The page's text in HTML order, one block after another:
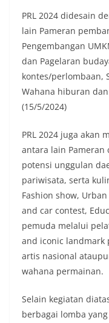
PRL 2024 didesain
lain Pameran
Pengembangan
dan Pagelaran
kontes/perlombaan,
Wahana hiburan
(15/5/2024)
PRL 2024 juga akan
antara lain Pameran
potensi unggulan
pariwisata, serta
Fashion show,
and car contest,
pemuda melalui
and iconic landmark
artis nasional
wahana permainan.
Selain kegiatan
berbagai lomba